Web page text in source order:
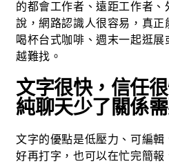
的都會工作者、遠距工作者、
說，網路認識人很容易，真正
喝杯台式咖啡、週末一起逛
越難找。
文字很快，信任很
純聊天少了關係
文字的優點是低壓力、可編輯
好再打字，也可以在忙完簡